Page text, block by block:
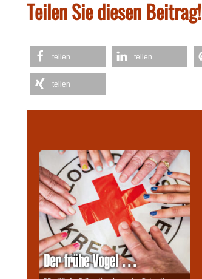
Teilen Sie diesen Beitrag!
teilen teilen
teilen